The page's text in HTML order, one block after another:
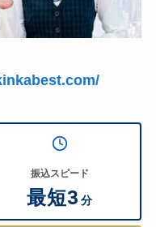
振込スピード
最短3 分